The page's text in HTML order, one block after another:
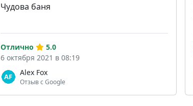
Чудова баня
Alex Fox
Отзыв с Google
Отлично
5.0
6 октября 2021 в 08:19